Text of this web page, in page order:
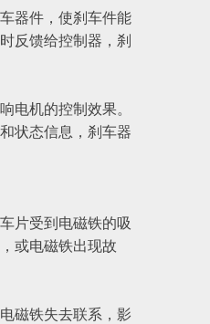
器件，使刹车件能
反馈给控制器，刹
电机的控制效果。
状态信息，刹车器
片受到电磁铁的吸
或电磁铁出现故
磁铁失去联系，影